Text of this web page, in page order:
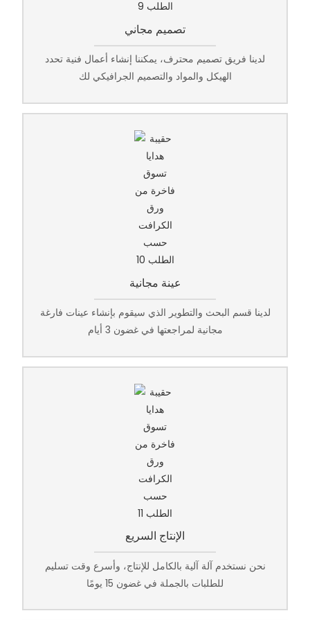
تصميم مجاني
لدينا فريق تصميم محترف، يمكننا إنشاء أعمال فنية تحدد
الهيكل والمواد والتصميم الجرافيكي لك
عينة مجانية
لدينا قسم البحث والتطوير الذي سيقوم بإنشاء عينات فارغة
مجانية لمراجعتها في غضون 3 أيام
الإنتاج السريع
نحن نستخدم آلة آلية بالكامل للإنتاج، وأسرع وقت تسليم
للطلبات بالجملة في غضون 15 يومًا